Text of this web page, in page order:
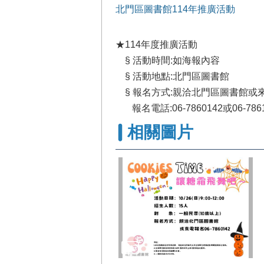
北門區圖書館114年推廣活動
★114年度推廣活動
§ 活動時間:如海報內容
§ 活動地點:北門區圖書館
§ 報名方式:親洽北門區圖書館或
報名電話:06-7860142或06-
相關圖片